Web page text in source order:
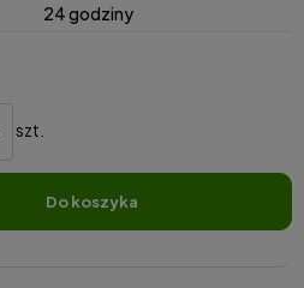
24 godziny
szt.
do koszyka